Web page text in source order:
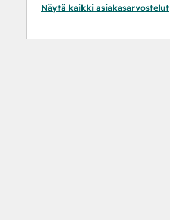
Näytä kaikki asiakasarvostelut